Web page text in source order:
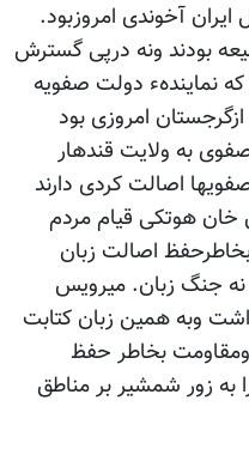
ایران آخوندی امروزبود.
بودند ونه درپی گسترش
نمایندهء دولت صفویه
امروزی بود
به ولایت قندهار
اصالت کردی دارند
خان هوتکی قیام مردم
اصالت زبان
جنگ زبان. میرویس
وبه همین زبان کتابت
ومقاومت بخاطر حفظ
به زور شمشیر بر مناطق